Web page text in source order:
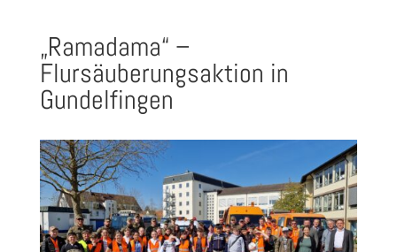
„Ramadama“ –
Flursäuberungsaktion in
Gundelfingen